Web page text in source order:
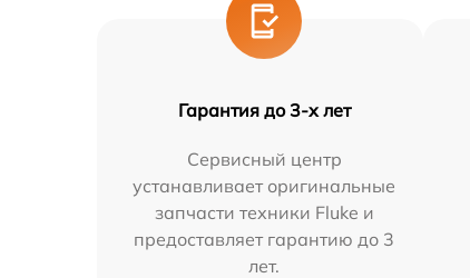
Гарантия до 3-х лет
Сервисный центр
устанавливает оригинальные
запчасти техники Fluke и
предоставляет гарантию до 3
лет.